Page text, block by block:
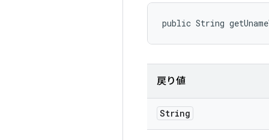
public String
戻り値
String